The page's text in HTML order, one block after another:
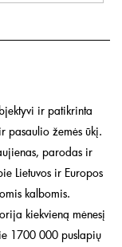
ir patikrinta
pasaulio žemės ūkį.
parodas ir
Lietuvos ir Europos
kalbomis.
kiekvieną mėnesį
1700 000 puslapių